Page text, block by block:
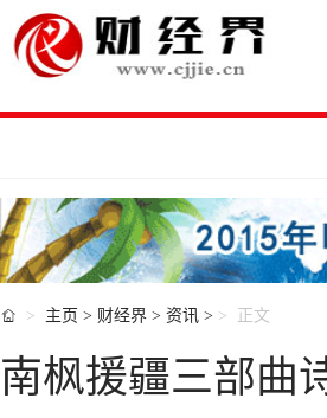
 主页 > 财经界 > 资讯 > 正文
南枫援疆三部曲